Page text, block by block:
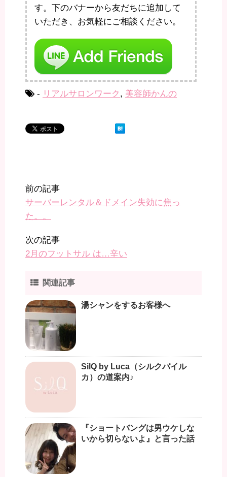
す。下のバナーから友だちに追加して
いただき、お気軽にご相談ください。
- リアルサロンワーク , 美容師かんの
前の記事
サーバーレンタル＆ドメイン失効に焦っ
た。。
次の記事
2月のフットサル は…辛い
関連記事
湯シャンをするお客様へ
SilQ by Luca（シルクバイル
カ）の道案内♪
『ショートバングは男ウケしな
いから切らないよ』と言った話